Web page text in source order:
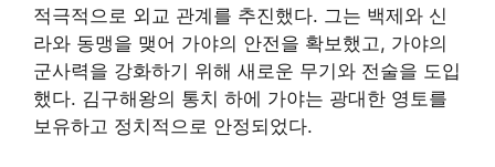
적극적으로 외교 관계를 추진했다. 그는 백제와 신
라와 동맹을 맺어 가야의 안전을 확보했고, 가야의
군사력을 강화하기 위해 새로운 무기와 전술을 도입
했다. 김구해왕의 통치 하에 가야는 광대한 영토를
보유하고 정치적으로 안정되었다.